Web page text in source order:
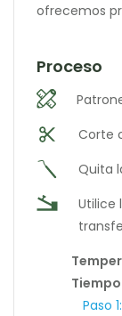
ofrecemos
Proceso
Corte
Quita
Utilice
Tiempo
Paso 1: 5